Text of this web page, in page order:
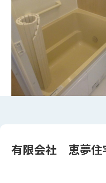
有限会社 恵夢住